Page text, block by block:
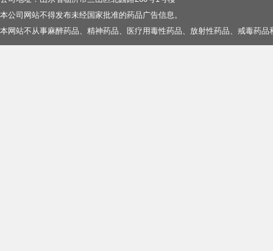
本公司网站不得发布未经国家批准的药品广告信息。
本网站不从事麻醉药品、精神药品、医疗用毒性药品、放射性药品、戒毒药